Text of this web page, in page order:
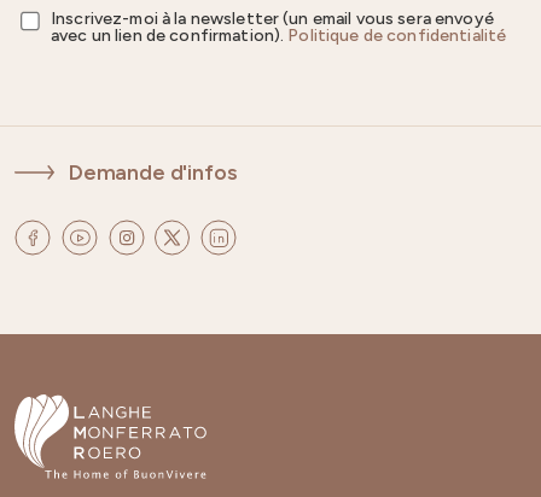
Inscrivez-moi à la newsletter (un email vous sera envoyé
avec un lien de confirmation). Politique de confidentialité
Demande d'infos